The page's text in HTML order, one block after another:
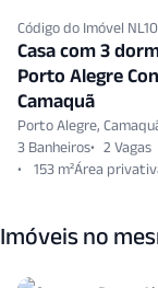
Código do Imóvel
Casa com 3
Porto Alegre
Camaquã
Porto Alegre,
3 Banheiros
2 Vagas
153 m²
Imóveis no